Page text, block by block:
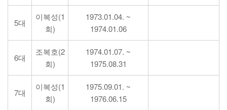
5대
이복성(1
회)
1973.01.04. ~
1974.01.06
6대
조복호(2
회)
1974.01.07. ~
1975.08.31
7대
이복성(1
회)
1975.09.01. ~
1976.06.15